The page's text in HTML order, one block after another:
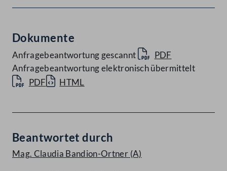
Dokumente
Anfragebeantwortung gescannt
PDF
Anfragebeantwortung elektronisch übermittelt
PDF
HTML
Beantwortet durch
Mag. Claudia Bandion-Ortner (A)